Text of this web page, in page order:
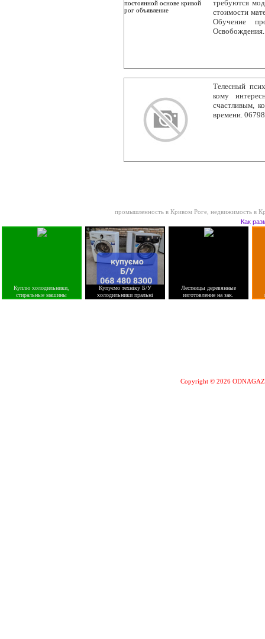
требуются
стоимости
Обучение
Телесный
кому
счастливым,
времени.
промышленность в Кривом Роге недвижимость в
Как
Куплю холодильники,
стиральные машины
Купуємо техніку Б/У
холодильники пральні
Лестницы деревянные
изготовление на зак.
Copyright © 2026